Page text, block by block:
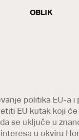
OBLIK
politika EU-a i
EU kutak koji
se uključe u
u okviru